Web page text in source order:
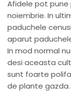
Afidele pot pune
noiembrie. In
paduchele
aparut
In mod normal
desi aceasta
sunt foarte
de plante